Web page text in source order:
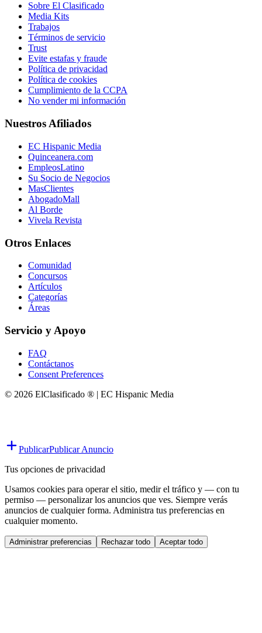
Sobre El Clasificado
Media Kits
Trabajos
Términos de servicio
Trust
Evite estafas y fraude
Política de privacidad
Política de cookies
Cumplimiento de la CCPA
No vender mi información
Nuestros Afiliados
EC Hispanic Media
Quinceanera.com
EmpleosLatino
Su Socio de Negocios
MasClientes
AbogadoMall
Al Borde
Vivela Revista
Otros Enlaces
Comunidad
Concursos
Artículos
Categorías
Áreas
Servicio y Apoyo
FAQ
Contáctanos
Consent Preferences
© 2026 ElClasificado ® | EC Hispanic Media
PublicarPublicar Anuncio
Tus opciones de privacidad
Usamos cookies para operar el sitio, medir el tráfico y — con tu
permiso — personalizar los anuncios que ves. Siempre verás
anuncios de cualquier forma. Administra tus preferencias en
cualquier momento.
Administrar preferencias Rechazar todo Aceptar todo